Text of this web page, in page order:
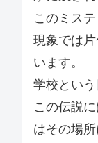
このミス
現象では
います。
学校とい
この伝説
はその場